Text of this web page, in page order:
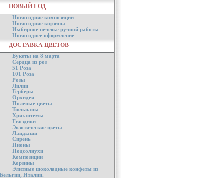
НОВЫЙ ГОД
Новогодние композиции
Новогодние корзины
Имбирное печенье ручной работы
Новогоднее оформление
ДОСТАВКА ЦВЕТОВ
Букеты на 8 марта
Сердца из роз
51 Роза
101 Роза
Розы
Лилии
Герберы
Орхидеи
Полевые цветы
Тюльпаны
Хризантемы
Гвоздики
Экзотические цветы
Ландыши
Сирень
Пионы
Подсолнухи
Композиции
Корзины
Элитные шоколадные конфеты из
Бельгии, Италии.